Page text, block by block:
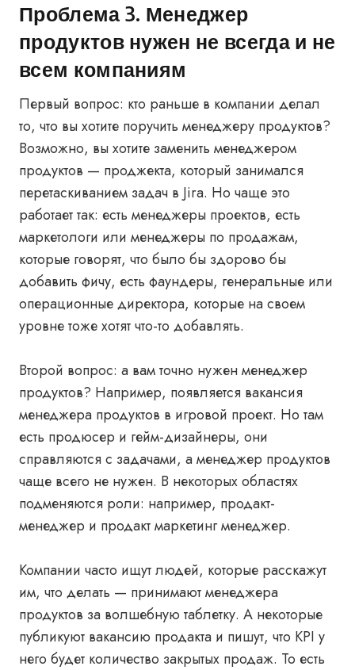
Проблема 3. Менеджер
продуктов нужен не всегда и не
всем компаниям
Первый вопрос: кто раньше в компании делал
то, что вы хотите поручить менеджеру продуктов?
Возможно, вы хотите заменить менеджером
продуктов — проджекта, который занимался
перетаскиванием задач в Jira. Но чаще это
работает так: есть менеджеры проектов, есть
маркетологи или менеджеры по продажам,
которые говорят, что было бы здорово бы
добавить фичу, есть фаундеры, генеральные или
операционные директора, которые на своем
уровне тоже хотят что-то добавлять.
Второй вопрос: а вам точно нужен менеджер
продуктов? Например, появляется вакансия
менеджера продуктов в игровой проект. Но там
есть продюсер и гейм-дизайнеры, они
справляются с задачами, а менеджер продуктов
чаще всего не нужен. В некоторых областях
подменяются роли: например, продакт-
менеджер и продакт маркетинг менеджер.
Компании часто ищут людей, которые расскажут
им, что делать — принимают менеджера
продуктов за волшебную таблетку. А некоторые
публикуют вакансию продакта и пишут, что KPI у
него будет количество закрытых продаж. То есть